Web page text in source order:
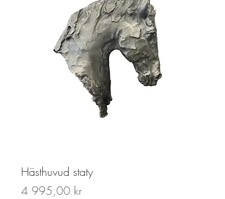
Hästhuvud staty
Pris
4 995,00 kr